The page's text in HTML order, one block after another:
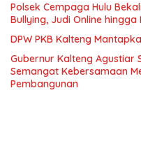
Polsek Cempaga Hulu
Bullying, Judi Online
DPW PKB Kalteng
Gubernur Kalteng Agustiar
Semangat Kebersamaan
Pembangunan